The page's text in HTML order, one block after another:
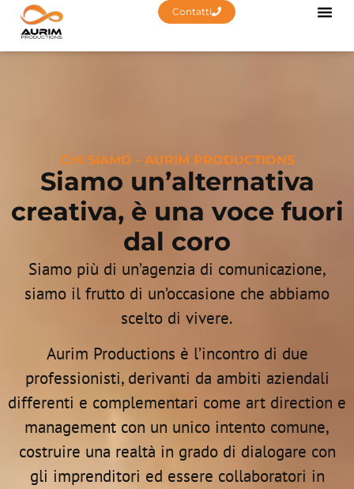
Contatti
CHI SIAMO - AURIM PRODUCTIONS
Siamo un’alternativa
creativa, è una voce fuori
dal coro
Siamo più di un’agenzia di comunicazione,
siamo il frutto di un’occasione che abbiamo
scelto di vivere.
Aurim Productions è l’incontro di due
professionisti, derivanti da ambiti aziendali
differenti e complementari come art direction e
management con un unico intento comune,
costruire una realtà in grado di dialogare con
gli imprenditori ed essere collaboratori in